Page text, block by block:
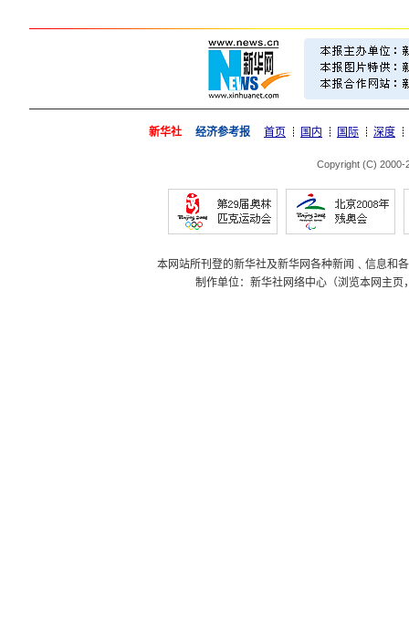
新华社 经济参考报 首页 国内 国际 深度
Copyright (C) 2000-
本网站所刊登的新华社及新华网各种新闻﹑信息和
制作单位：新华社网络中心（浏览本网主